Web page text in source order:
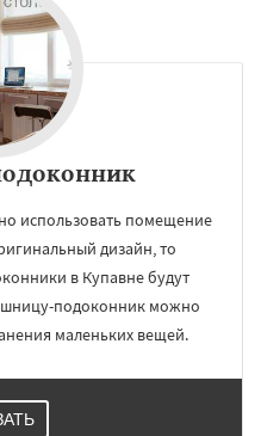
использовать помещение
дизайн, то
в Купавне будут
подоконник можно
маленьких вещей.